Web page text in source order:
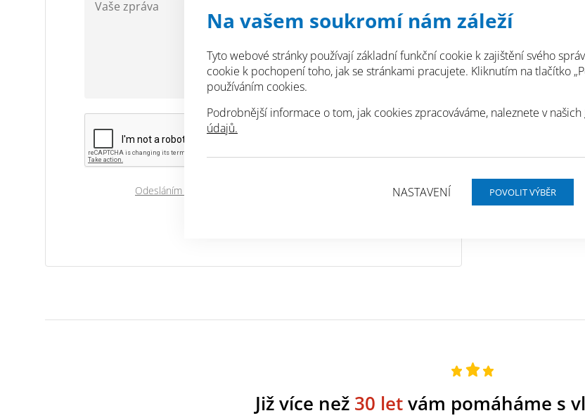
Na vašem soukromí nám záleží
Tyto webové stránky používají základní funkční cookie k zajištění svého
cookie k pochopení toho, jak se stránkami pracujete. Kliknutím na tlačítko
používáním cookies.
Podrobnější informace o tom, jak cookies zpracováváme, naleznete v našich
údajů.
NASTAVENÍ
domovy
Odesláním souhlasíte se zpracováním osobních údajů.
Již více než 30 letvám pomáháme s